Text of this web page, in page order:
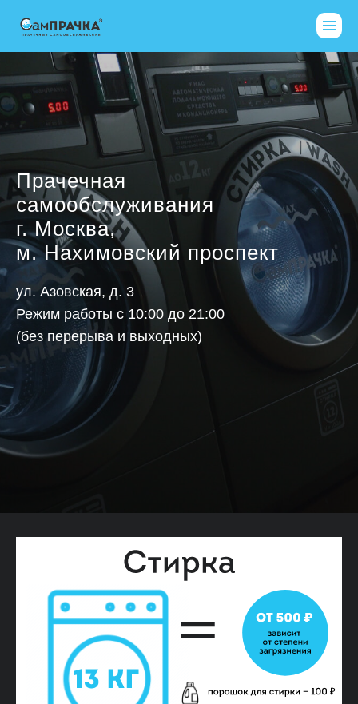
Прачечная
самообслуживания
г. Москва,
м. Нахимовский проспект
ул. Азовская, д. 3
Режим работы с 10:00 до 21:00
(без перерыва и выходных)